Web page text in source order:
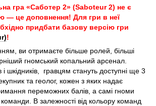
гра «Саботер 2» (Saboteur 2) не є
— це доповнення! Для гри в неї
придбати базову версію гри
!
ви отримаєте більше ролей, більші
гномський копальний арсенал.
і шкідників, гравцям стануть доступні ще 3
та геолог, кожен з яких надає
переможних балів, а самі гноми
команди. В залежності від кольору команд